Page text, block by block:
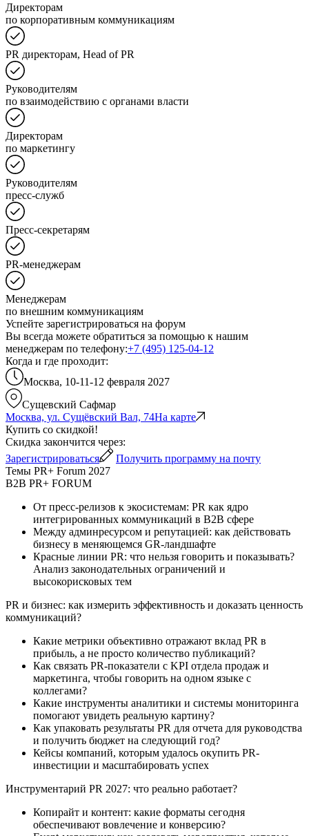
Директорам
по корпоративным коммуникациям
PR директорам, Head of PR
Руководителям
по взаимодействию с органами власти
Директорам
по маркетингу
Руководителям
пресс-служб
Пресс-секретарям
PR-менеджерам
Менеджерам
по внешним коммуникациям
Успейте зарегистрироваться на форум
Вы всегда можете обратиться за помощью к нашим
менеджерам по телефону:+7 (495) 125-04-12
Когда и где проходит:
Москва, 10-11-12 февраля 2027
Сущевский Сафмар
Москва, ул. Сущёвский Вал, 74На карте
Купить со скидкой!
Скидка закончится через:
Зарегистрироваться
Получить программу на почту
Темы PR+ Forum 2027
B2B PR+ FORUM
От пресс-релизов к экосистемам: PR как ядро
интегрированных коммуникаций в B2B сфере
Между админресурсом и репутацией: как действовать
бизнесу в меняющемся GR-ландшафте
Красные линии PR: что нельзя говорить и показывать?
Анализ законодательных ограничений и
высокорисковых тем
PR и бизнес: как измерить эффективность и доказать ценность
коммуникаций?
Какие метрики объективно отражают вклад PR в
прибыль, а не просто количество публикаций?
Как связать PR-показатели с KPI отдела продаж и
маркетинга, чтобы говорить на одном языке с
коллегами?
Какие инструменты аналитики и системы мониторинга
помогают увидеть реальную картину?
Как упаковать результаты PR для отчета для руководства
и получить бюджет на следующий год?
Кейсы компаний, которым удалось окупить PR-
инвестиции и масштабировать успех
Инструментарий PR 2027: что реально работает?
Копирайт и контент: какие форматы сегодня
обеспечивают вовлечение и конверсию?